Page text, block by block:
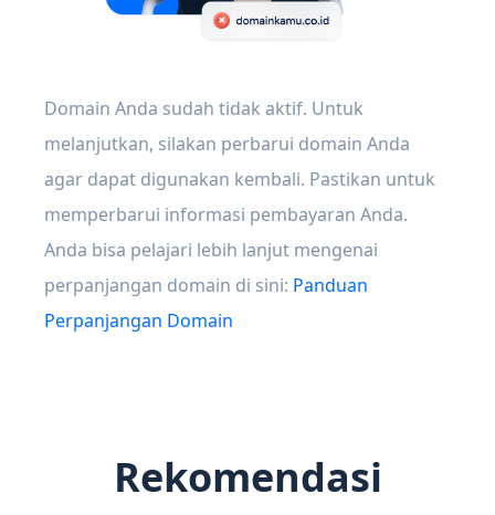
Domain Anda sudah tidak aktif. Untuk
melanjutkan, silakan perbarui domain Anda
agar dapat digunakan kembali. Pastikan untuk
memperbarui informasi pembayaran Anda.
Anda bisa pelajari lebih lanjut mengenai
perpanjangan domain di sini: Panduan
Perpanjangan Domain
Rekomendasi